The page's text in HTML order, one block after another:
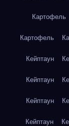
Картофель
Картофель
Кейптаун
Кейптаун
Кейптаун
Кейптаун